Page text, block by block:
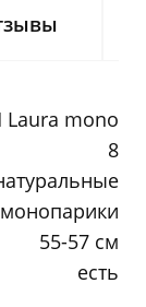
Laura mono
8
монопарики
55-57 см
есть